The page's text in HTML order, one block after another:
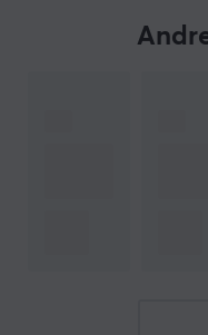
Maksimal